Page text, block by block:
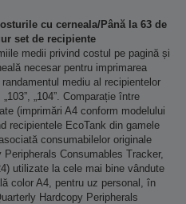
cu cerneala/Până la 63 de
set de recipiente
medii privind costul pe pagină și
necesar pentru imprimarea
mediu al recipientelor
„104”. Comparație între
(imprimări A4 conform modelului
recipientele EcoTank din gamele
asociată consumabilelor originale
Consumables Tracker,
utilizate la cele mai bine vândute
color A4, pentru uz personal, în
Hardcopy Peripherals